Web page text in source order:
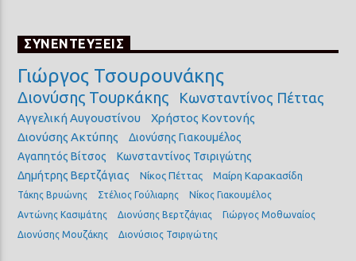
ΣΥΝΕΝΤΕΥΞΕΙΣ
Γιώργος Τσουρουνάκης
Διονύσης Τουρκάκης Κωνσταντίνος Πέττας
Αγγελική Αυγουστίνου
Χρήστος Κοντονής
Διονύσης Ακτύπης
Διονύσης Γιακουμέλος
Αγαπητός Βίτσος
Κωνσταντίνος Τσιριγώτης
Δημήτρης Βερτζάγιας
Νίκος Πέττας Μαίρη Καρακασίδη
Τάκης Βρυώνης Στέλιος Γούλιαρης
Νίκος Γιακουμέλος
Αντώνης Κασιμάτης
Διονύσης Βερτζάγιας
Γιώργος Μοθωναίος
Διονύσης Μουζάκης
Διονύσιος Τσιριγώτης